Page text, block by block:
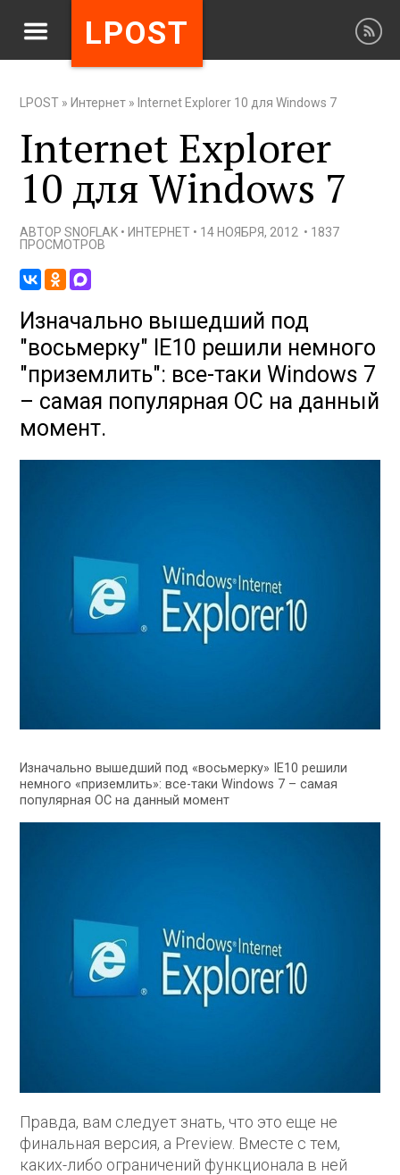
LPOST
LPOST » Интернет » Internet Explorer 10 для Windows 7
Internet Explorer
10 для Windows 7
АВТОРSNOFLAK • ИНТЕРНЕТ • 14 НОЯБРЯ, 2012 • 1837
ПРОСМОТРОВ
Изначально вышедший под
"восьмерку" IE10 решили немного
"приземлить": все-таки Windows 7
– самая популярная ОС на данный
момент.
Изначально вышедший под «восьмерку» IE10 решили
немного «приземлить»: все-таки Windows 7 – самая
популярная ОС на данный момент
Правда, вам следует знать, что это еще не
финальная версия, а Preview. Вместе с тем,
каких-либо ограничений функционала в ней